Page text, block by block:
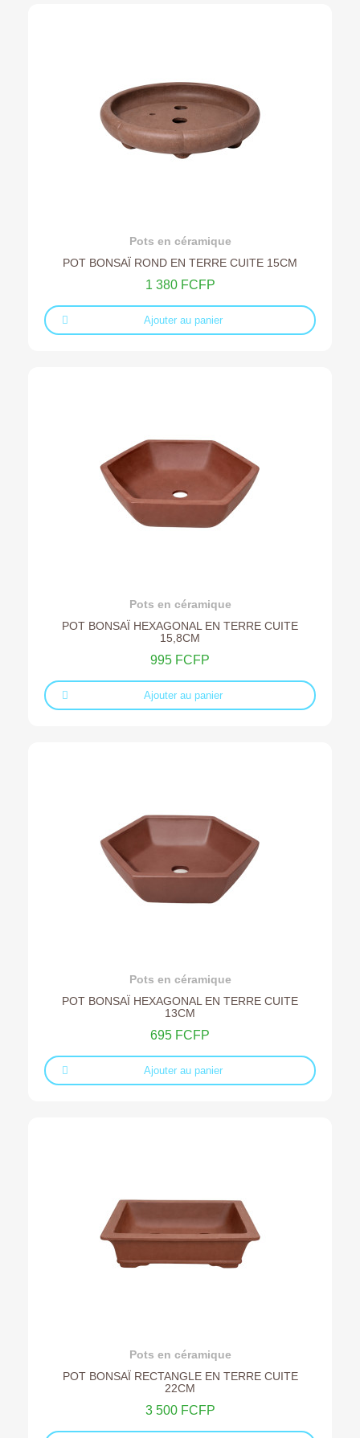
Ajouter au devis
Pots en céramique
POT BONSAÏ ROND EN TERRE CUITE 15CM
1 380 FCFP
Ajouter au panier
Ajouter au devis
Pots en céramique
POT BONSAÏ HEXAGONAL EN TERRE CUITE
15,8CM
995 FCFP
Ajouter au panier
Ajouter au devis
Pots en céramique
POT BONSAÏ HEXAGONAL EN TERRE CUITE
13CM
695 FCFP
Ajouter au panier
Ajouter au devis
Pots en céramique
POT BONSAÏ RECTANGLE EN TERRE CUITE
22CM
3 500 FCFP